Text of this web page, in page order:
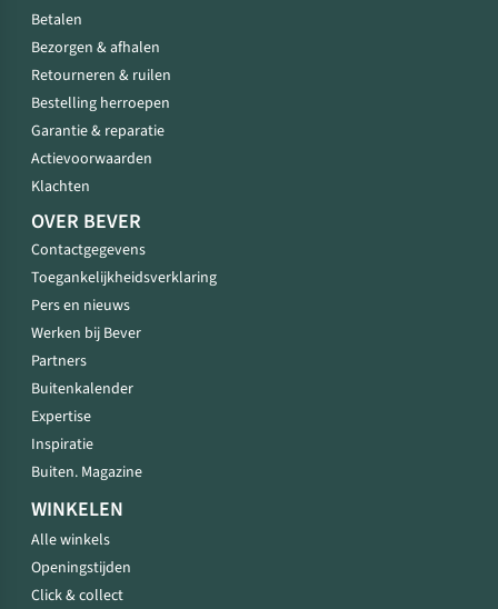
Betalen
Bezorgen & afhalen
Retourneren & ruilen
Bestelling herroepen
Garantie & reparatie
Actievoorwaarden
Klachten
OVER BEVER
Contactgegevens
Toegankelijkheidsverklaring
Pers en nieuws
Werken bij Bever
Partners
Buitenkalender
Expertise
Inspiratie
Buiten. Magazine
WINKELEN
Alle winkels
Openingstijden
Click & collect